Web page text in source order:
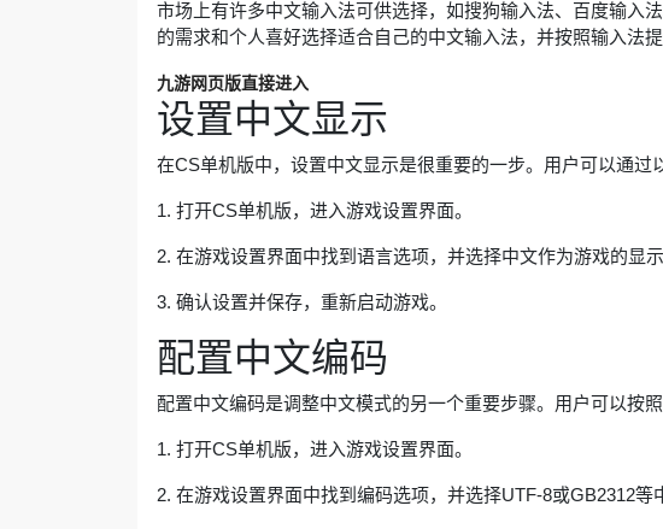
市场上有许多中文输入法可供选择，如搜狗输入法、百度输入
的需求和个人喜好选择适合自己的中文输入法，并按照输入法
九游网页版直接进入
设置中文显示
在CS单机版中，设置中文显示是很重要的一步。用户可以通过
1. 打开CS单机版，进入游戏设置界面。
2. 在游戏设置界面中找到语言选项，并选择中文作为游戏的显示
3. 确认设置并保存，重新启动游戏。
配置中文编码
配置中文编码是调整中文模式的另一个重要步骤。用户可以按
1. 打开CS单机版，进入游戏设置界面。
2. 在游戏设置界面中找到编码选项，并选择UTF-8或GB2312等